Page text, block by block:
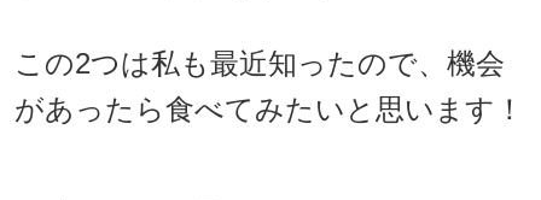
この2つは私も最近知ったので、機会
があったら食べてみたいと思います！